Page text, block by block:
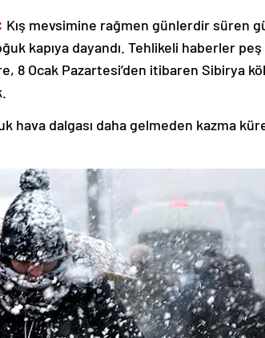
Kış mevsimine rağmen günlerdir süren
kapıya dayandı. Tehlikeli haberler
8 Ocak Pazartesi’den itibaren Sibirya
hava dalgası daha gelmeden kazma